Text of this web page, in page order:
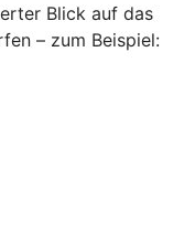
Blick auf das
– zum Beispiel: